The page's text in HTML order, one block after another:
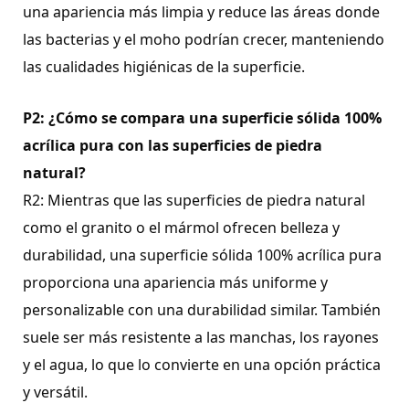
una apariencia más limpia y reduce las áreas donde
las bacterias y el moho podrían crecer, manteniendo
las cualidades higiénicas de la superficie.
P2: ¿Cómo se compara una superficie sólida 100%
acrílica pura con las superficies de piedra
natural?
R2: Mientras que las superficies de piedra natural
como el granito o el mármol ofrecen belleza y
durabilidad, una superficie sólida 100% acrílica pura
proporciona una apariencia más uniforme y
personalizable con una durabilidad similar. También
suele ser más resistente a las manchas, los rayones
y el agua, lo que lo convierte en una opción práctica
y versátil.